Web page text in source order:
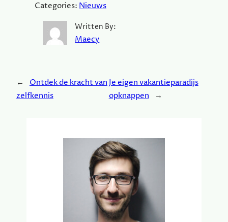
Categories:Nieuws
Written By:
Maecy
←
Ontdek de kracht van
zelfkennis
Je eigen vakantieparadijs
opknappen
→